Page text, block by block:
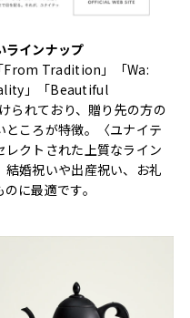
ラインナップ
From Tradition」「Wa:
」「Beautiful
られており、贈り先の方の
ころが特徴。〈ユナイテ
レクトされた上質なライン
婚祝いや出産祝い、お礼
に最適です。